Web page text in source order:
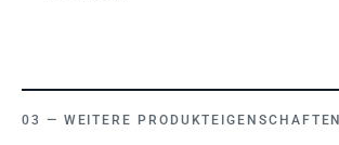
WEITERE PRODUKTEIGENSCHAFTEN